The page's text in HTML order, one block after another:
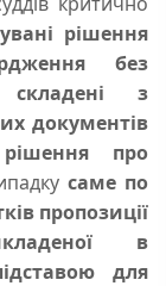
рішення
без
складені з
документів
про
саме по
пропозиції
в
для